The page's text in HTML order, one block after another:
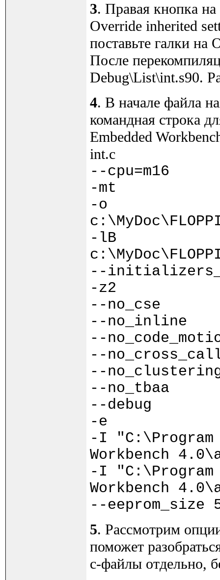
3. Правая кнопка
Override inherited
поставьте галки на
После
Debug\List\int.s90.
4. В начале файла
командная строка
Embedded
int.c
--cpu=m16
-mt
-o
-lB
--
-z2
--no_cse
--no_inline
--
--
--
--no_tbaa
--debug
-e
-I "C:\Program
Workbench
-I "C:\Program
Workbench
--eeprom_size
5. Рассмотрим
поможет
c-файлы отдельно,